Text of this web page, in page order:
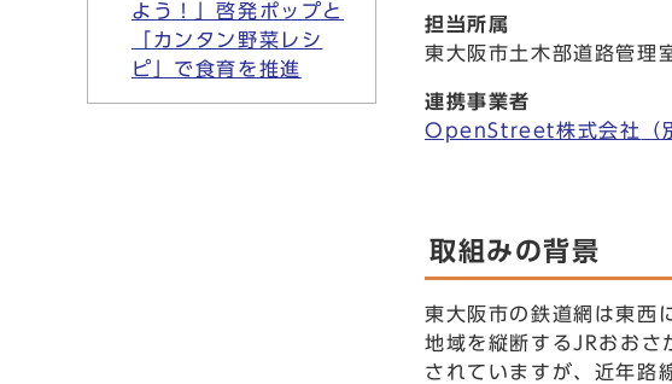
担当所属
東大阪市土木部道路管理
連携事業者
OpenStreet株式会社
取組みの背景
東大阪市の鉄道網は東西
地域を縦断するJRおおさ
されていますが、近年路
よう！」啓発ポップと
「カンタン野菜レシ
ピ」で食育を推進